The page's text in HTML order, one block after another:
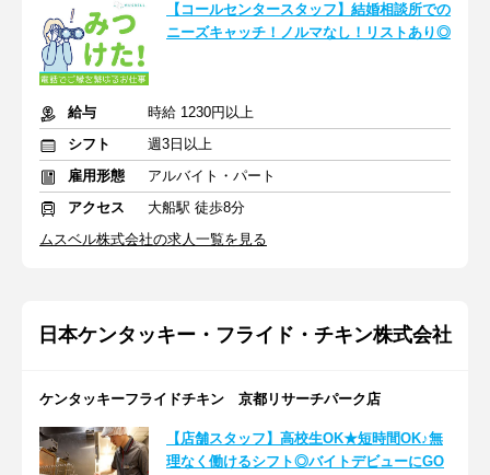
【コールセンタースタッフ】結婚相談所での
ニーズキャッチ！ノルマなし！リストあり◎
給与
時給 1230円以上
シフト
週3日以上
雇用形態
アルバイト・パート
アクセス
大船駅 徒歩8分
ムスベル株式会社の求人一覧を見る
日本ケンタッキー・フライド・チキン株式会社
ケンタッキーフライドチキン 京都リサーチパーク店
【店舗スタッフ】高校生OK★短時間OK♪無
理なく働けるシフト◎バイトデビューにGO